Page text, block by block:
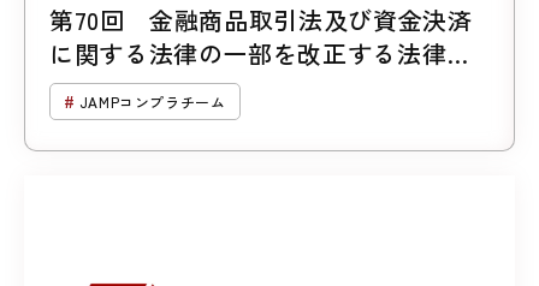
第70回 金融商品取引法及び資金決済
に関する法律の一部を改正する法律案
について （第２回「暗号資産に係る規
制の見直し」）
JAMPコンプラチーム